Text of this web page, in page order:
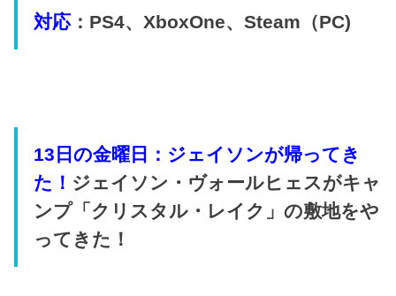
対応：PS4、XboxOne、Steam（PC)
13日の金曜日：ジェイソンが帰ってき
た！ ジェイソン・ヴォールヒェスがキャ
ンプ「 クリスタル・レイク」の敷地をや
ってきた！